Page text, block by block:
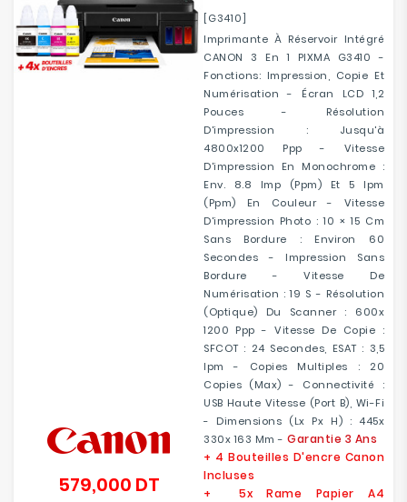
[G3410]
Imprimante À Réservoir Intégré
CANON 3 En 1 PIXMA G3410 -
Fonctions: Impression, Copie Et
Numérisation - Écran LCD 1,2
Pouces - Résolution
D'impression : Jusqu'à
4800x1200 Ppp - Vitesse
D'impression En Monochrome :
Env. 8.8 Imp (ppm) Et 5 Ipm
(ppm) En Couleur - Vitesse
D'impression Photo : 10 × 15 Cm
Sans Bordure : Environ 60
Secondes - Impression Sans
Bordure - Vitesse De
Numérisation : 19 S - Résolution
(optique) Du Scanner : 600x
1200 Ppp - Vitesse De Copie :
SFCOT : 24 Secondes, ESAT : 3,5
Ipm - Copies Multiples : 20
Copies (max) - Connectivité :
USB Haute Vitesse (port B), Wi-Fi
- Dimensions (Lx Px H) : 445x
330x 163 Mm - Garantie 3 Ans
+ 4 Bouteilles D'encre Canon
Incluses
+ 5x Rame Papier A4
579,000 DTPrix